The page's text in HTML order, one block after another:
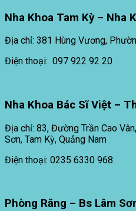
Nha Khoa Tam Kỳ – Nha
Địa chỉ: 381 Hùng Vương,
Điện thoại: 097 922 92 20
Nha Khoa Bác Sĩ Việt –
Địa chỉ: 83, Đường Trần Cao
Sơn, Tam Kỳ, Quảng Nam
Điện thoại: 0235 6330 968
Phòng Răng – Bs Lâm